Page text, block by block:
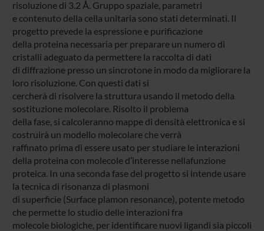
risoluzione di 3.2 Å. Gruppo spaziale, parametri
e contenuto della cella unitaria sono stati determinati. Il
progetto prevede la espressione e purificazione
della proteina necessaria per preparare un numero di
cristalli adeguato da permettere la raccolta di dati
di diffrazione presso un sincrotone in modo da migliorare la
loro risoluzione. Con questi dati si
cercherà di risolvere la struttura usando il metodo della
sostituzione molecolare. Risolto il problema
della fase, si calcoleranno mappe di densità elettronica e si
costruirà un modello molecolare che verrà
raffinato prima di essere usato per studiare le interazioni
della proteina con molecole d’interesse nellafunzione
proteica. In una seconda fase del progetto si intende usare
la tecnica di risonanza di plasmoni
di superficie (Surface plamon resonance), potente metodo
che permette lo studio delle interazioni fra
molecole biologiche, per identificare nuovi ligandi sia piccoli